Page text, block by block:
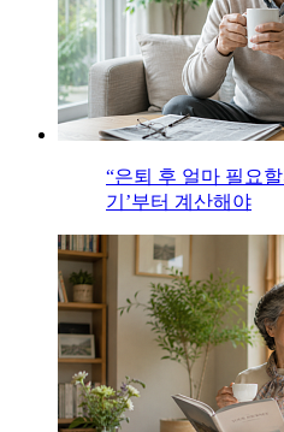
“은퇴 후 얼마 필요
기’부터 계산해야